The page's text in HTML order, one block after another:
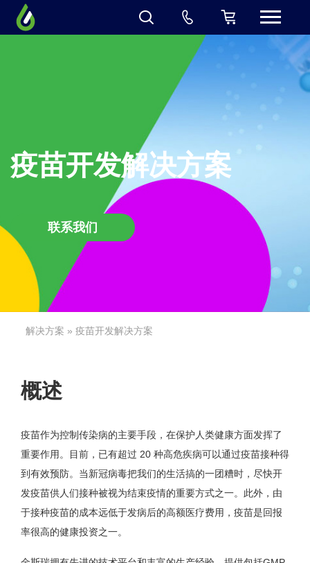
疫苗开发解决方案
联系我们
解决方案 » 疫苗开发解决方案
概述
疫苗作为控制传染病的主要手段，在保护人类健康方面发挥了
重要作用。目前，已有超过 20 种高危疾病可以通过疫苗接种得
到有效预防。当新冠病毒把我们的生活搞的一团糟时，尽快开
发疫苗供人们接种被视为结束疫情的重要方式之一。此外，由
于接种疫苗的成本远低于发病后的高额医疗费用，疫苗是回报
率很高的健康投资之一。